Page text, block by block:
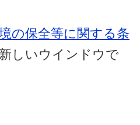
の保全等に関する条
新しいウインドウで